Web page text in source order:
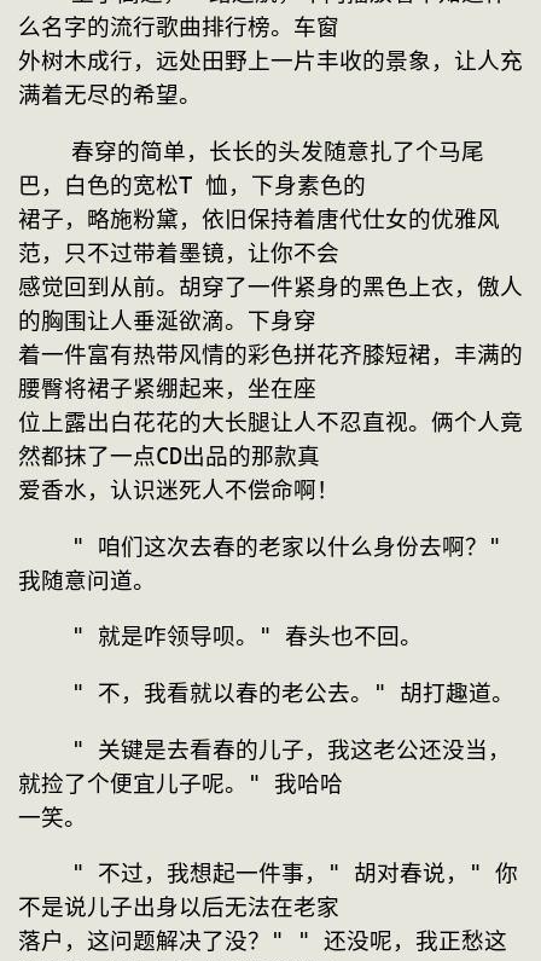
么名字的流行歌曲排行榜。车窗
外树木成行，远处田野上一片丰收的景象，让人充
满着无尽的希望。
巴，白色的宽松T 恤，下身素色的
裙子，略施粉黛，依旧保持着唐代仕女的优雅风
范，只不过带着墨镜，让你不会
感觉回到从前。胡穿了一件紧身的黑色上衣，傲人
的胸围让人垂涎欲滴。下身穿
着一件富有热带风情的彩色拼花齐膝短裙，丰满的
腰臀将裙子紧绷起来，坐在座
位上露出白花花的大长腿让人不忍直视。俩个人竟
然都抹了一点CD出品的那款真
爱香水，认识迷死人不偿命啊！
我随意问道。
    " 就是咋领导呗。" 春头也不回。
    " 不，我看就以春的老公去。" 胡打趣道。
就捡了个便宜儿子呢。" 我哈哈
一笑。
不是说儿子出身以后无法在老家
落户，这问题解决了没？" " 还没呢，我正愁这